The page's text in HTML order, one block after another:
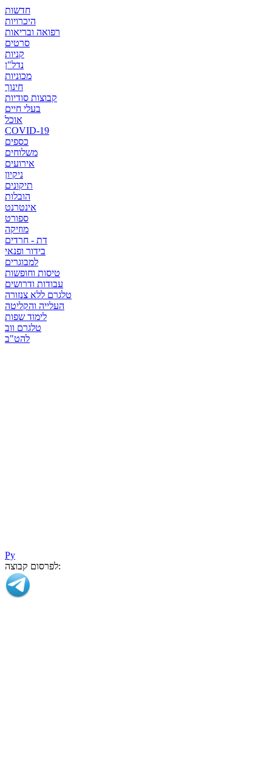
חדשות
היכרויות
רפואה ובריאות
סרטים
קניות
נדל"ן
מכוניות
חינוך
קבוצות סודיות
בעלי חיים
אוכל
COVID-19
כספים
משלוחים
אירועים
ניקיון
תיקונים
הובלות
אינטרנט
ספורט
מוזיקה
דת - חרדים
בידור ופנאי
למבוגרים
טיסות וחופשות
עבודות ודרושים
טלגרם ללא צנזורה
העלייה והקליטה
לימוד שפות
טלגרם ווב
להט"ב
Ру
לפרסום קבוצה: